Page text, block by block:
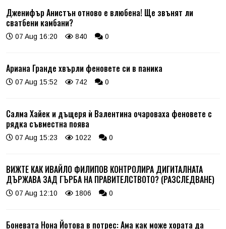
Дженифър Анистън отново е влюбена! Ще звънят ли
сватбени камбани?
07 Aug 16:20 840 0
Ариана Гранде хвърли феновете си в паника
07 Aug 15:52 742 0
Салма Хайек и дъщеря ѝ Валентина очароваха феновете с
рядка съвместна поява
07 Aug 15:23 1022 0
ВИЖТЕ КАК ИВАЙЛО ФИЛИПОВ КОНТРОЛИРА ДИГИТАЛНАТА
ДЪРЖАВА ЗАД ГЪРБА НА ПРАВИТЕЛСТВОТО? (РАЗСЛЕДВАНЕ)
07 Aug 12:10 1806 0
Боневата Нона Йотова в потрес: Ама как може хората да